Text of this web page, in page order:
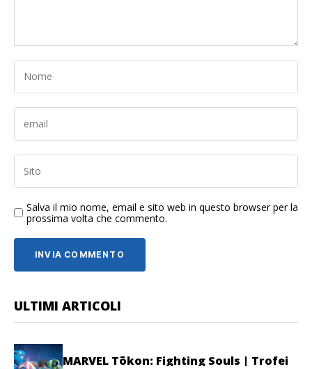
Salva il mio nome, email e sito web in questo browser per la
prossima volta che commento.
ULTIMI ARTICOLI
MARVEL Tōkon: Fighting Souls | Trofei